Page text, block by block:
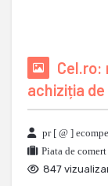
Cel.ro:
achiziția
pr [ @ ]
Piata de
847